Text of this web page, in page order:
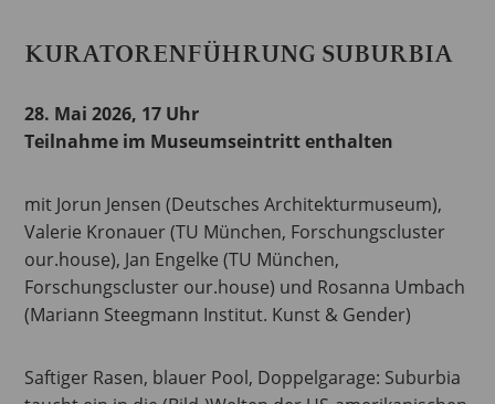
KURATORENFÜHRUNG SUBURBIA
28. Mai 2026, 17 Uhr
Teilnahme im Museumseintritt enthalten
mit Jorun Jensen (Deutsches Architekturmuseum),
Valerie Kronauer (TU München, Forschungscluster
our.house), Jan Engelke (TU München,
Forschungscluster our.house) und Rosanna Umbach
(Mariann Steegmann Institut. Kunst & Gender)
Saftiger Rasen, blauer Pool, Doppelgarage: Suburbia